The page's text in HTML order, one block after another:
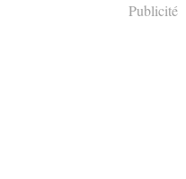
Publicité